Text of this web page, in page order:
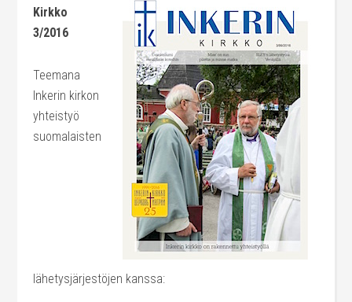
Kirkko
3/2016
Teemana
Inkerin kirkon
yhteistyö
suomalaisten
lähetysjärjestöjen kanssa: